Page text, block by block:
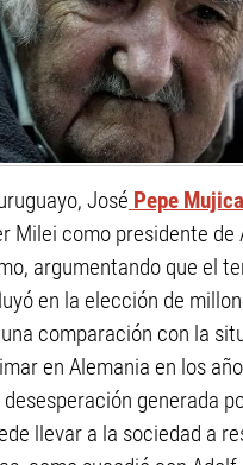
José Pepe Mujica
Milei como presidente de
argumentando que el
en la elección de
comparación con la
en Alemania en los
generada
llevar a la sociedad a